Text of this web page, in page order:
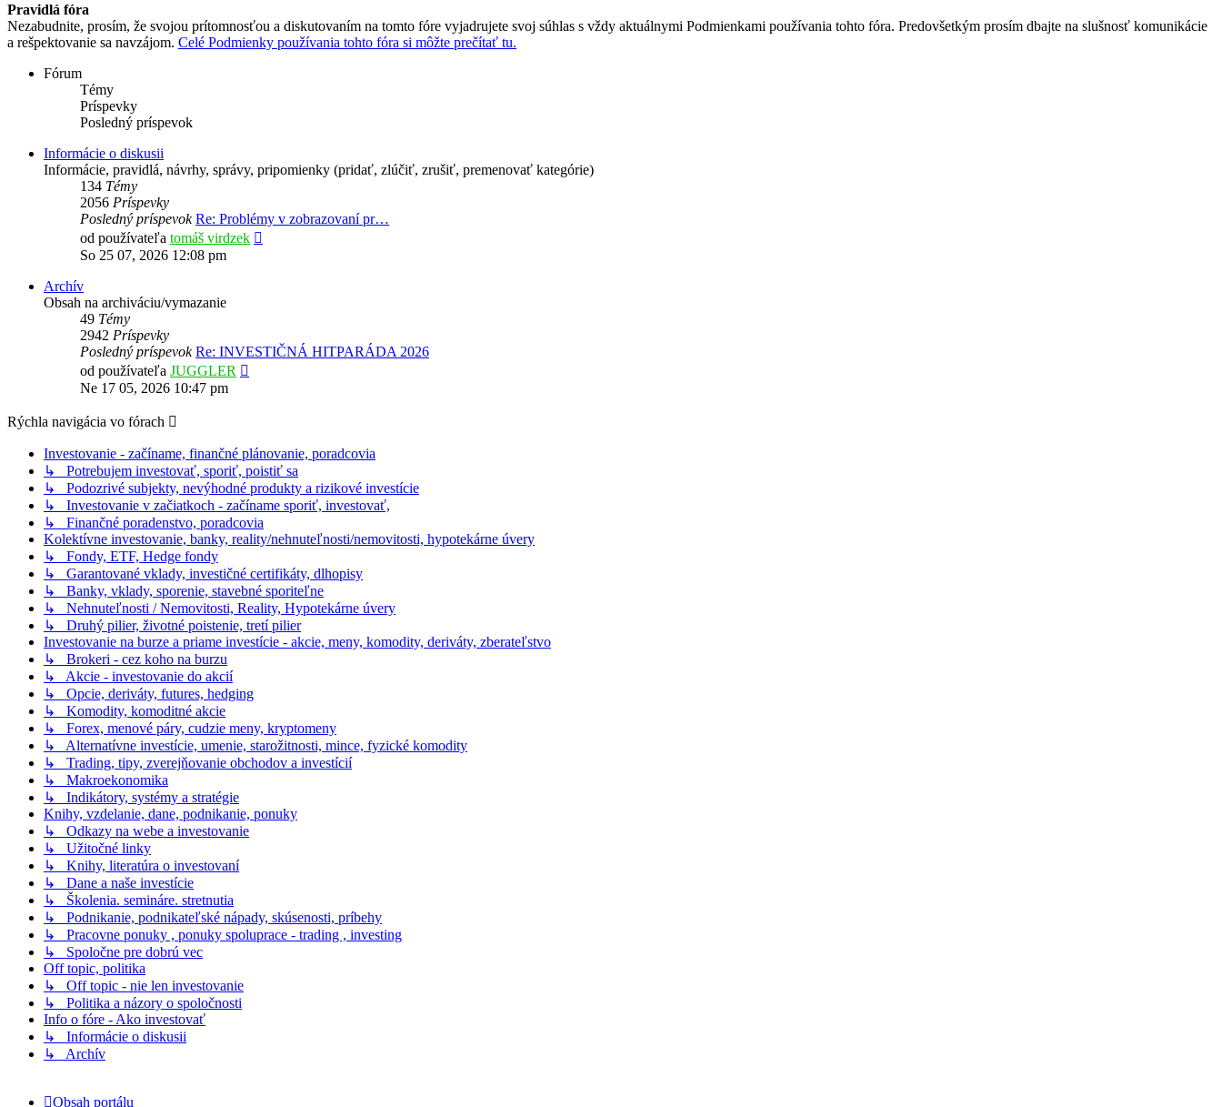
Pravidlá fóra
Nezabudnite, prosím, že svojou prítomnosťou a diskutovaním na tomto fóre vyjadrujete svoj súhlas s vždy aktuálnymi Podmienkami používania tohto fóra. Predovšetkým prosím dbajte na slušnosť komunikácie
a rešpektovanie sa navzájom. Celé Podmienky používania tohto fóra si môžte prečítať tu.
Fórum
Témy
Príspevky
Posledný príspevok
Informácie o diskusii
Informácie, pravidlá, návrhy, správy, pripomienky (pridať, zlúčiť, zrušiť, premenovať kategórie)
134 Témy
2056 Príspevky
Posledný príspevok Re: Problémy v zobrazovaní pr…
od používateľa tomáš virdzek
So 25 07, 2026 12:08 pm
Archív
Obsah na archiváciu/vymazanie
49 Témy
2942 Príspevky
Posledný príspevok Re: INVESTIČNÁ HITPARÁDA 2026
od používateľa JUGGLER
Ne 17 05, 2026 10:47 pm
Rýchla navigácia vo fórach
Investovanie - začíname, finančné plánovanie, poradcovia
↳ Potrebujem investovať, sporiť, poistiť sa
↳ Podozrivé subjekty, nevýhodné produkty a rizikové investície
↳ Investovanie v začiatkoch - začíname sporiť, investovať,
↳ Finančné poradenstvo, poradcovia
Kolektívne investovanie, banky, reality/nehnuteľnosti/nemovitosti, hypotekárne úvery
↳ Fondy, ETF, Hedge fondy
↳ Garantované vklady, investičné certifikáty, dlhopisy
↳ Banky, vklady, sporenie, stavebné sporiteľne
↳ Nehnuteľnosti / Nemovitosti, Reality, Hypotekárne úvery
↳ Druhý pilier, životné poistenie, tretí pilier
Investovanie na burze a priame investície - akcie, meny, komodity, deriváty, zberateľstvo
↳ Brokeri - cez koho na burzu
↳ Akcie - investovanie do akcií
↳ Opcie, deriváty, futures, hedging
↳ Komodity, komoditné akcie
↳ Forex, menové páry, cudzie meny, kryptomeny
↳ Alternatívne investície, umenie, starožitnosti, mince, fyzické komodity
↳ Trading, tipy, zverejňovanie obchodov a investícií
↳ Makroekonomika
↳ Indikátory, systémy a stratégie
Knihy, vzdelanie, dane, podnikanie, ponuky
↳ Odkazy na webe a investovanie
↳ Užitočné linky
↳ Knihy, literatúra o investovaní
↳ Dane a naše investície
↳ Školenia. semináre. stretnutia
↳ Podnikanie, podnikateľské nápady, skúsenosti, príbehy
↳ Pracovne ponuky , ponuky spoluprace - trading , investing
↳ Spoločne pre dobrú vec
Off topic, politika
↳ Off topic - nie len investovanie
↳ Politika a názory o spoločnosti
Info o fóre - Ako investovať
↳ Informácie o diskusii
↳ Archív
Obsah portálu